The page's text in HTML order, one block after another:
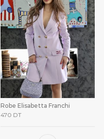
Robe Elisabetta Franchi
470 DT